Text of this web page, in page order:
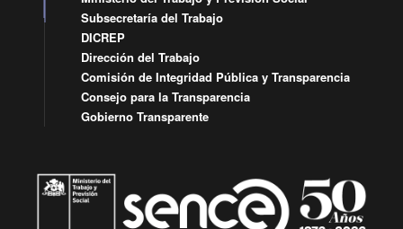
Subsecretaría del Trabajo
DICREP
Dirección del Trabajo
Comisión de Integridad Pública y Transparencia
Consejo para la Transparencia
Gobierno Transparente